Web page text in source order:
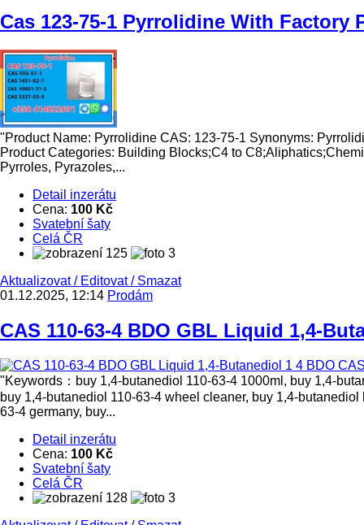
Cas 123-75-1 Pyrrolidine With Factory
"Product Name: Pyrrolidine CAS: 123-75-1 Synonyms:
Product Categories: Building Blocks;C4 to
Pyrroles, Pyrazoles,...
Detail inzerátu
Cena: 100 Kč
Svatební šaty
Celá ČR
125
3
Aktualizovat/ Editovat/ Smazat
01.12.2025, 12:14 Prodám
CAS 110-63-4 BDO GBL Liquid 1,4-
"Keywords：buy 1,4-butanediol 110-63-4 1000ml, buy 1,4-
buy 1,4-butanediol 110-63-4 wheel cleaner, buy 1,4-
63-4 germany, buy...
Detail inzerátu
Cena: 100 Kč
Svatební šaty
Celá ČR
128
3